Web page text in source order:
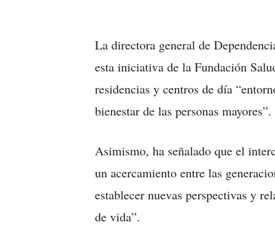
La directora general de
esta iniciativa de la Fundación
residencias y centros de día
bienestar de las personas mayores”.
Asimismo, ha señalado que el
un acercamiento entre las
establecer nuevas perspectivas y
de vida”.